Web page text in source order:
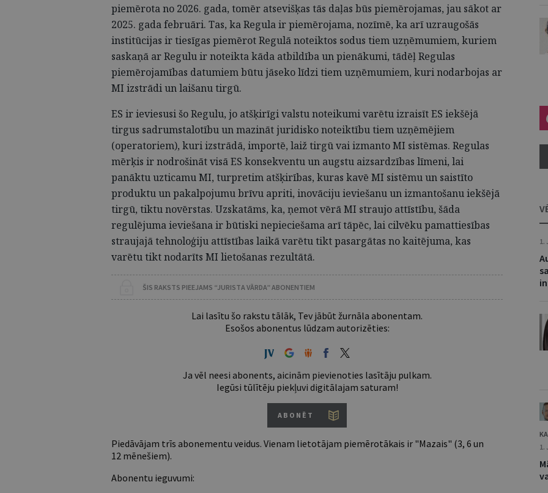
piemērota no 2026. gada, tomēr atsevišķas tās daļas būs piemērojamas, jau sākot ar
2025. gada februāri. Tas, ka Regula ir piemērojama, nozīmē, ka arī uzraugošās
institūcijas ir tiesīgas piemērot Regulā noteiktos sodus tiem uzņēmumiem, kuriem
saskaņā ar Regulu ir noteikta kāda atbildība un pienākumi, tādēļ Regulas
piemērojamības datumiem būtu jāseko līdzi tiem uzņēmumiem, kuri nodarbojas ar
MI izstrādi un laišanu tirgū.
ES ir ieviesusi šo Regulu, jo atšķirīgi valstu noteikumi varētu izraisīt ES iekšējā
tirgus sadrumstalotību un mazināt juridisko noteiktību tiem uzņēmējiem
(operatoriem), kuri izstrādā, importē, laiž tirgū vai izmanto MI sistēmas. Regulas
mērķis ir nodrošināt visā ES konsekventu un augstu aizsardzības līmeni, lai
panāktu uzticamu MI, turpretim atšķirības, kuras kavē MI sistēmu un saistīto
produktu un pakalpojumu brīvu apriti, inovāciju ieviešanu un izmantošanu iekšējā
tirgū, tiktu novērstas. Uzskatāms, ka, ņemot vērā MI straujo attīstību, šāda
regulējuma ieviešana ir būtiski nepieciešama arī tāpēc, lai cilvēku pamattiesības
straujajā tehnoloģiju attīstības laikā varētu tikt pasargātas no kaitējuma, kas
varētu tikt nodarīts MI lietošanas rezultātā.
ŠIS RAKSTS PIEEJAMS “JURISTA VĀRDA” ABONENTIEM
Lai lasītu šo rakstu tālāk, Tev jābūt žurnāla abonentam.
Esošos abonentus lūdzam autorizēties:
Ja vēl neesi abonents, aicinām pievienoties lasītāju pulkam.
Iegūsi tūlītēju piekļuvi digitālajam saturam!
ABONĒT
Piedāvājam trīs abonementu veidus. Vienam lietotājam piemērotākais ir "Mazais" (3, 6 un
12 mēnešiem).
Abonentu ieguvumi:
1.
1.